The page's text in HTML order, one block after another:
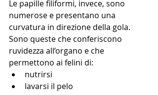
Le papille filiformi, invece, sono
numerose e presentano una
curvatura in direzione della gola.
Sono queste che conferiscono
ruvidezza all’organo e che
permettono ai felini di:
nutrirsi
lavarsi il pelo